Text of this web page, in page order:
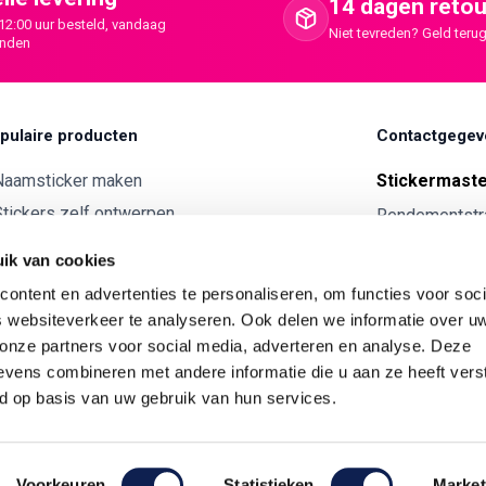
van cookies
en advertenties te personaliseren, om functies voor
websiteverkeer te analyseren. Ook delen we informatie over
partners voor social media, adverteren en analyse. Deze
combineren met andere informatie die u aan ze heeft
op basis van uw gebruik van hun services.
uur besteld, vandaag
14 dagen
Niet tevreden? Geld
producten
maken
zelf ontwerpen
je eigen kunststof tekst
maken
je eigen Vilt tekst
je eigen rally naam sticker
KVK:71793437
BTW nr: